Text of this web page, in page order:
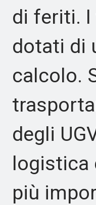
di feriti. I
dotati di
calcolo.
degli
logistica
più